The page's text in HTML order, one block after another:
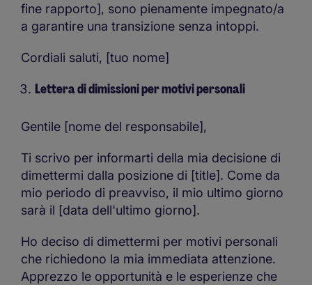
fine rapporto], sono pienamente impegnato/a
a garantire una transizione senza intoppi.
Cordiali saluti, [tuo nome]
Lettera di dimissioni per motivi personali
Gentile [nome del responsabile],
Ti scrivo per informarti della mia decisione di
dimettermi dalla posizione di [title]. Come da
mio periodo di preavviso, il mio ultimo giorno
sarà il [data dell'ultimo giorno].
Ho deciso di dimettermi per motivi personali
che richiedono la mia immediata attenzione.
Apprezzo le opportunità e le esperienze che